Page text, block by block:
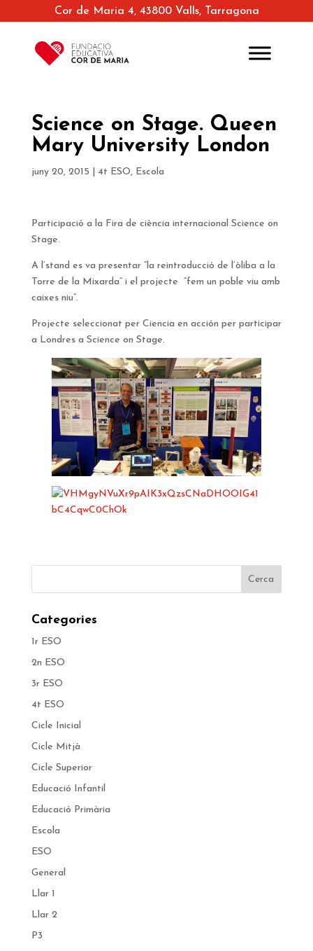
Cor de Maria 4, 43800 Valls, Tarragona
Science on Stage. Queen
Mary University London
juny 20, 2015 4t ESO, Escola
Participació a la Fira de ciència internacional Science on
Stage.
A l’stand es va presentar “la reintroducció de l’òliba a la
Torre de la Mixarda” i el projecte “fem un poble viu amb
caixes niu”.
Projecte seleccionat per Ciencia en acción per participar
a Londres a Science on Stage.
Categories
1r ESO
2n ESO
3r ESO
4t ESO
Cicle Inicial
Cicle Mitjà
Cicle Superior
Educació Infantil
Educació Primària
Escola
ESO
General
Llar 1
Llar 2
P3